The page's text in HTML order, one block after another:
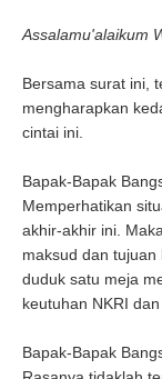
Assalamu'alaikum
Bersama surat ini,
mengharapkan
cintai ini.
Bapak-Bapak
Memperhatikan
akhir-akhir ini.
maksud dan
duduk satu meja
keutuhan NKRI
Bapak-Bapak